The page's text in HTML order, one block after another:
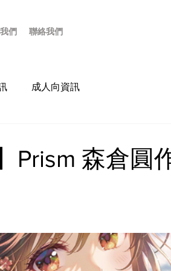
們 聯絡我們
成人向資訊
Prism 森倉圓